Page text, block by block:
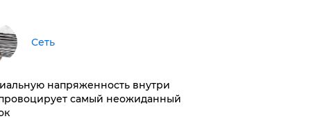
Сеть
напряженность внутри
самый неожиданный